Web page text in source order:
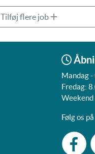
Tilføj flere job
Mandag
Fredag:
Følg os på